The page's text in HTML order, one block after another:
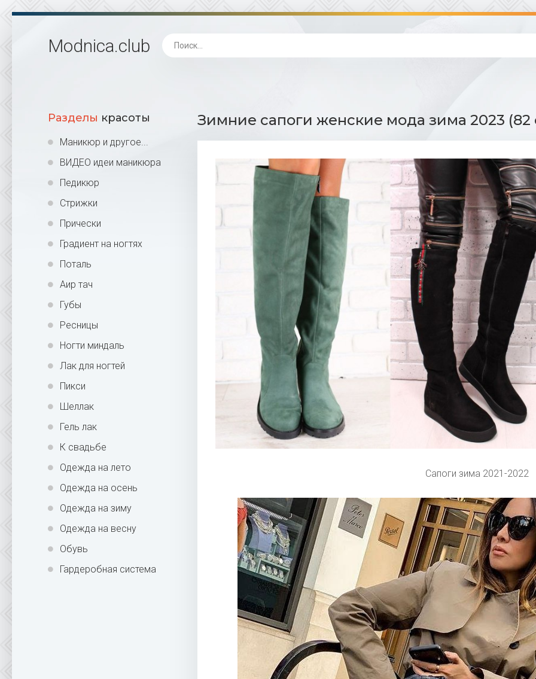
Modnica.club
Разделы красоты
Маникюр и другое...
ВИДЕО идеи маникюра
Педикюр
Стрижки
Прически
Градиент на ногтях
Поталь
Аир тач
Губы
Ресницы
Ногти миндаль
Лак для ногтей
Пикси
Шеллак
Гель лак
К свадьбе
Одежда на лето
Одежда на осень
Одежда на зиму
Одежда на весну
Обувь
Гардеробная система
Зимние сапоги женские мода зима 2023 (82
Сапоги зима 2021-2022